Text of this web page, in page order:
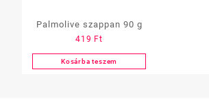
Palmolive szappan 90 g
419 Ft
Kosárba teszem